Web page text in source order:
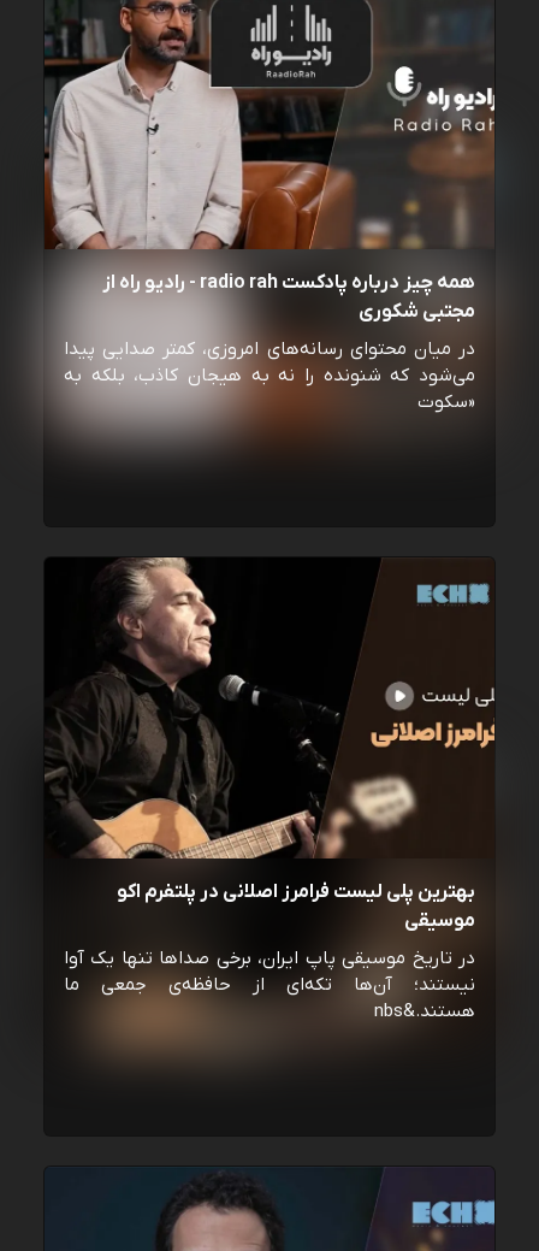
همه چیز درباره پادکست radio rah - رادیو راه از
مجتبی شکوری
در میان محتوای رسانه‌های امروزی، کمتر صدایی پیدا
می‌شود که شنونده را نه به هیجان کاذب، بلکه به
«سکوت
بهترین پلی لیست فرامرز اصلانی در پلتفرم اکو
موسیقی
در تاریخ موسیقی پاپ ایران، برخی صداها تنها یک آوا
نیستند؛ آن‌ها تکه‌ای از حافظه‌ی جمعی ما
هستند.&nbs